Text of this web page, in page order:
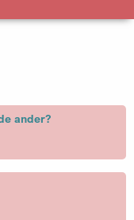
ander?